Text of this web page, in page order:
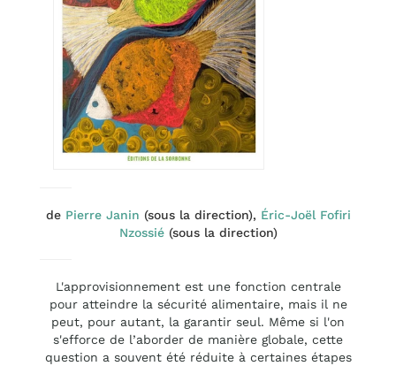
de Pierre Janin (sous la direction), Éric-Joël Fofiri
Nzossié(sous la direction)
L'approvisionnement est une fonction centrale
pour atteindre la sécurité alimentaire, mais il ne
peut, pour autant, la garantir seul. Même si l'on
s'efforce de l’aborder de manière globale, cette
question a souvent été réduite à certaines étapes